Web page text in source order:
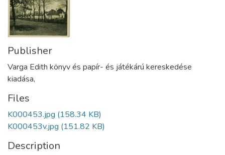
Publisher
Varga Edith könyv és papír- és játékárú kereskedése
kiadása,
Files
K000453.jpg (158.34 KB)
K000453v.jpg (151.82 KB)
Description